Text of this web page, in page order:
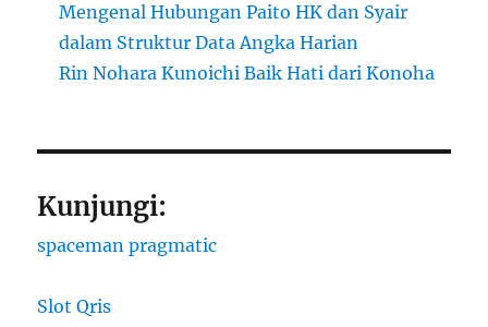
Mengenal Hubungan Paito HK dan Syair
dalam Struktur Data Angka Harian
Rin Nohara Kunoichi Baik Hati dari Konoha
Kunjungi:
spaceman pragmatic
Slot Qris